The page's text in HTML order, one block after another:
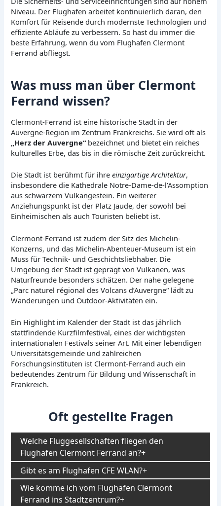
Niveau. Der Flughafen arbeitet kontinuierlich daran, den
Komfort für Reisende durch modernste Technologien und
effiziente Abläufe zu verbessern. So hast du immer die
beste Erfahrung, wenn du vom Flughafen Clermont
Ferrand abfliegst.
Was muss man über Clermont
Ferrand wissen?
Clermont-Ferrand ist eine historische Stadt in der
Auvergne-Region im Zentrum Frankreichs. Sie wird oft als
„Herz der Auvergne“bezeichnet und bietet ein reiches
kulturelles Erbe, das bis in die römische Zeit zurückreicht.
Die Stadt ist berühmt für ihreeinzigartige Architektur,
insbesondere die Kathedrale Notre-Dame-de-l’Assomption
aus schwarzem Vulkangestein. Ein weiterer
Anziehungspunkt ist der Platz Jaude, der sowohl bei
Einheimischen als auch Touristen beliebt ist.
Clermont-Ferrand ist zudem der Sitz des Michelin-
Konzerns, und das Michelin-Abenteuer-Museum ist ein
Muss für Technik- und Geschichtsliebhaber. Die
Umgebung der Stadt ist geprägt von Vulkanen, was
Naturfreunde besonders schätzen. Der nahe gelegene
„Parc naturel régional des Volcans d’Auvergne“ lädt zu
Wanderungen und Outdoor-Aktivitäten ein.
Ein Highlight im Kalender der Stadt ist das jährlich
stattfindende Kurzfilmfestival, eines der wichtigsten
internationalen Festivals seiner Art. Mit einer lebendigen
Universitätsgemeinde und zahlreichen
Forschungsinstituten ist Clermont-Ferrand auch ein
bedeutendes Zentrum für Bildung und Wissenschaft in
Frankreich.
Oft gestellte Fragen
Welche Fluggesellschaften fliegen den
Flughafen Clermont Ferrand an?
Gibt es am Flughafen CFE WLAN?
Wie komme ich vom Flughafen Clermont
Ferrand ins Stadtzentrum?